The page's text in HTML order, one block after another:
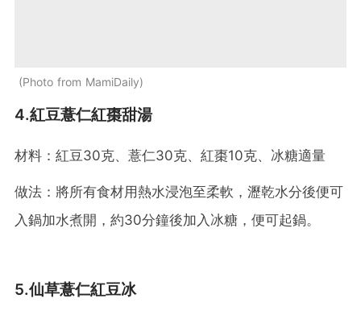
Photo from MamiDaily
4.紅豆薏仁紅棗甜湯
材料：紅豆30克、薏仁30克、紅棗10克、冰糖適量
做法：將所有食材用熱水浸泡至柔軟，瀝乾水分後便可
入鍋加水煮開，約30分鐘後加入冰糖，便可起鍋。
5.仙草薏仁紅豆冰